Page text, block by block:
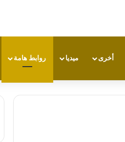
أخرى ميديا روابط هامة